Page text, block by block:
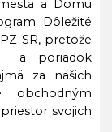
a Domu
Dôležité
SR, pretože
a poriadok
za našich
obchodným
svojich